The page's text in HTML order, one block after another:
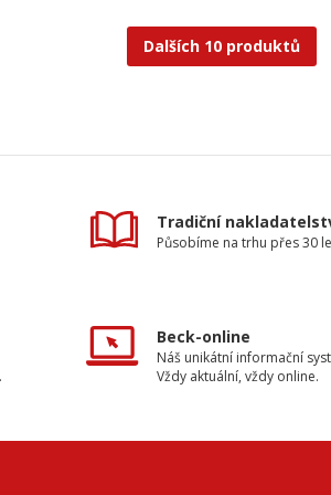
Dalších 10 produktů
Tradiční
Působíme na trhu přes 30
Beck-online
Náš unikátní informační
Vždy aktuální, vždy online.